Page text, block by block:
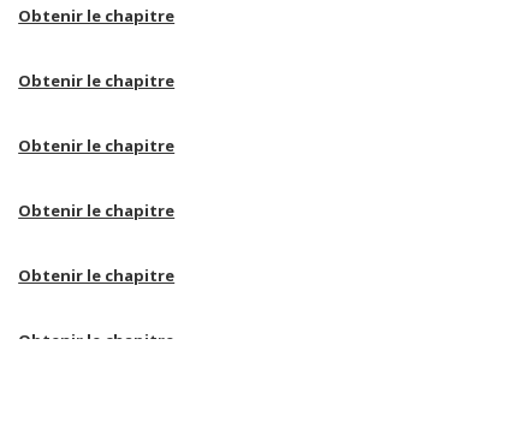
Obtenir le chapitre
Obtenir le chapitre
Obtenir le chapitre
Obtenir le chapitre
Obtenir le chapitre
Obtenir le chapitre